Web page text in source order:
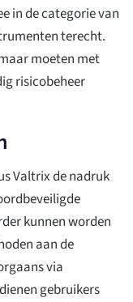
in de categorie van
terecht.
moeten met
risicobeheer
Valtrix de nadruk
kunnen worden
aan de
via
gebruikers